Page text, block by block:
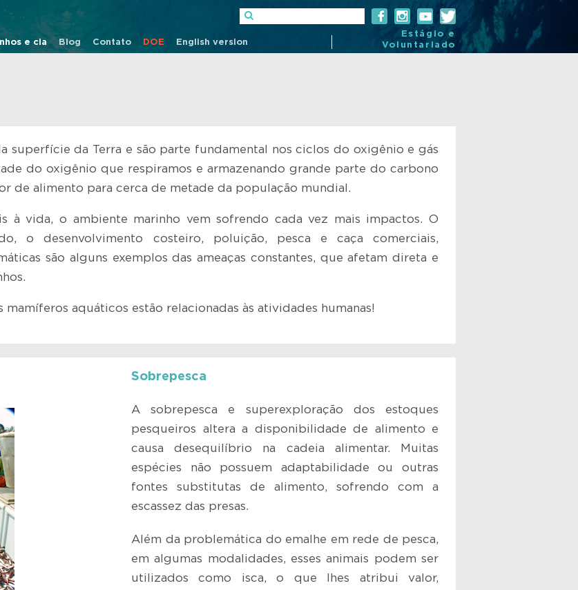
e cia Blog Contato DOE English version
Estágio e
Voluntariado
superfície da Terra e são parte fundamental nos ciclos do oxigênio e gás
do oxigênio que respiramos e armazenando grande parte do carbono
de alimento para cerca de metade da população mundial.
à vida, o ambiente marinho vem sofrendo cada vez mais impactos. O
o desenvolvimento costeiro, poluição, pesca e caça comerciais,
são alguns exemplos das ameaças constantes, que afetam direta e
mamíferos aquáticos estão relacionadas às atividades humanas!
Sobrepesca
A sobrepesca e superexploração dos estoques
pesqueiros altera a disponibilidade de alimento e
causa desequilíbrio na cadeia alimentar. Muitas
espécies não possuem adaptabilidade ou outras
fontes substitutas de alimento, sofrendo com a
escassez das presas.
Além da problemática do emalhe em rede de pesca,
em algumas modalidades, esses animais podem ser
utilizados como isca, o que lhes atribui valor,